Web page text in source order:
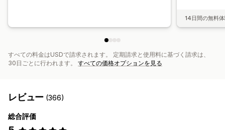
14日間の無料
すべての料金はUSDで請求されます。 定期請求と使用料に基づく請求は、
30日ごとに行われます。 すべての価格オプションを見る
レビュー (366)
総合評価